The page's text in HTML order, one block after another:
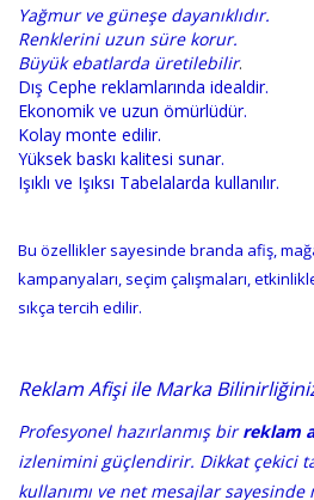
Yağmur ve güneşe dayanıklıdır.
Renklerini uzun süre korur.
Büyük ebatlarda üretilebilir.
Dış Cephe reklamlarında idealdir.
Ekonomik ve uzun ömürlüdür.
Kolay monte edilir.
Yüksek baskı kalitesi sunar.
Işıklı ve Işıksı Tabelalarda kullanılır.
Bu özellikler sayesinde branda afiş,
kampanyaları, seçim çalışmaları,
sıkça tercih edilir.
Reklam Afişi ile Marka
Profesyonel hazırlanmış birreklam
izlenimini güçlendirir. Dikkat çekici
kullanımı ve net mesajlar